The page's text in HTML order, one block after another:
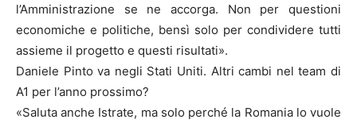
l’Amministrazione se ne accorga. Non per questioni
economiche e politiche, bensì solo per condividere tutti
assieme il progetto e questi risultati».
Daniele Pinto va negli Stati Uniti. Altri cambi nel team di
A1 per l’anno prossimo?
«Saluta anche Istrate, ma solo perché la Romania lo vuole